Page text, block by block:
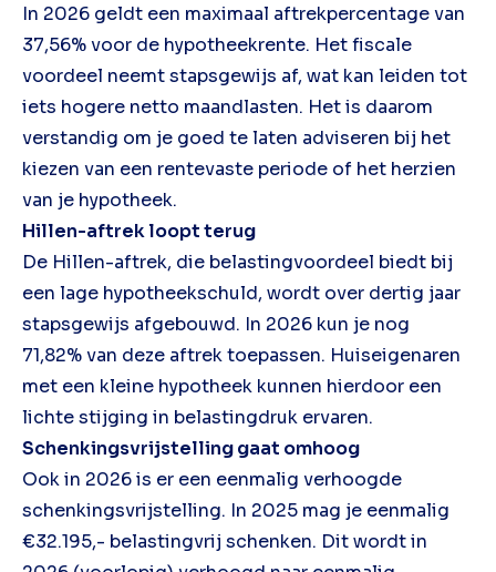
In 2026 geldt een maximaal aftrekpercentage van
37,56% voor de hypotheekrente. Het fiscale
voordeel neemt stapsgewijs af, wat kan leiden tot
iets hogere netto maandlasten. Het is daarom
verstandig om je goed te laten adviseren bij het
kiezen van een rentevaste periode of het herzien
van je hypotheek.
Hillen-aftrek loopt terug
De Hillen-aftrek, die belastingvoordeel biedt bij
een lage hypotheekschuld, wordt over dertig jaar
stapsgewijs afgebouwd. In 2026 kun je nog
71,82% van deze aftrek toepassen. Huiseigenaren
met een kleine hypotheek kunnen hierdoor een
lichte stijging in belastingdruk ervaren.
Schenkingsvrijstelling gaat omhoog
Ook in 2026 is er een eenmalig verhoogde
schenkingsvrijstelling. In 2025 mag je eenmalig
€32.195,- belastingvrij schenken. Dit wordt in